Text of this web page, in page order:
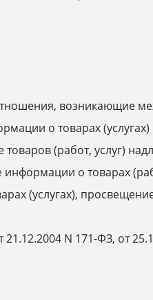
возникающие
о товарах
(работ, услуг)
о товарах
(услугах),
N 171-ФЗ, от